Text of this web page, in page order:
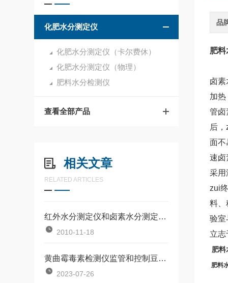
化肥水分测定仪
化肥水分测定仪（卡尔费休）
化肥水分测定仪（物理）
肥料水分检测仪
查看全部产品
相关文章
RELATED ARTICLES
红外水分测定仪和卤素水分测定仪的性能
2010-11-18
黄曲霉毒素检测仪监管和控制豆瓣酱中黄曲霉毒素
2023-07-26
品
肥料
卤
加
管卤
后
面不
速卤
采用
zui
料、
验室
立
肥料
肥料